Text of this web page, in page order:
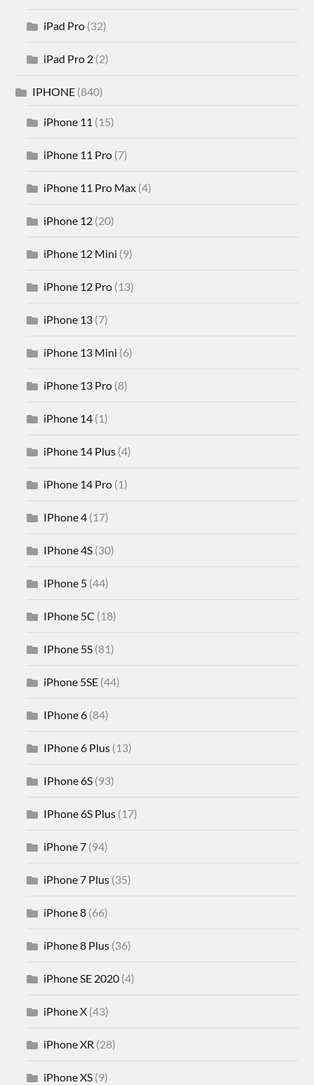
iPad Pro (32)
iPad Pro 2 (2)
IPHONE (840)
iPhone 11 (15)
iPhone 11 Pro (7)
iPhone 11 Pro Max (4)
iPhone 12 (20)
iPhone 12 Mini (9)
iPhone 12 Pro (13)
iPhone 13 (7)
iPhone 13 Mini (6)
iPhone 13 Pro (8)
iPhone 14 (1)
iPhone 14 Plus (4)
iPhone 14 Pro (1)
IPhone 4 (17)
IPhone 4S (30)
IPhone 5 (44)
IPhone 5C (18)
IPhone 5S (81)
iPhone 5SE (44)
IPhone 6 (84)
IPhone 6 Plus (13)
IPhone 6S (93)
IPhone 6S Plus (17)
iPhone 7 (94)
iPhone 7 Plus (35)
iPhone 8 (66)
iPhone 8 Plus (36)
iPhone SE 2020 (4)
iPhone X (43)
iPhone XR (28)
iPhone XS (9)